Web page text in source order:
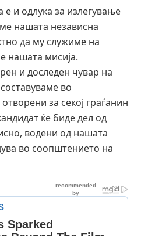
е и одлука за излегување
нашата независна
да му служиме на
нашата мисија.
и доследен чувар на
во
за секој граѓанин
ќе биде дел од
водени од нашата
во соопштението на